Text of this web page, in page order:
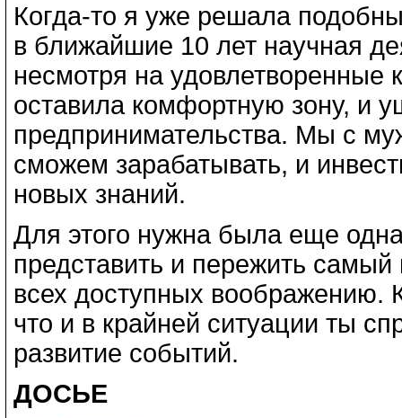
Когда-то я уже решала
в ближайшие 10 лет научная
несмотря на
оставила комфортную зону, и
предпринимательства. Мы с
сможем зарабатывать, и
новых знаний.
Для этого нужна была еще
представить и пережить
всех доступных воображению.
что и в крайней ситуации ты
развитие событий.
ДОСЬЕ